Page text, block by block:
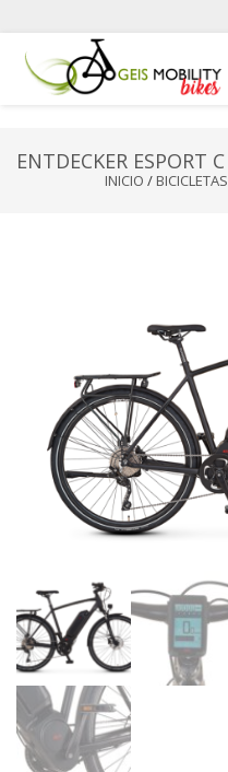
ENTDECKER ESPORT C
INICIO / BICICLETAS